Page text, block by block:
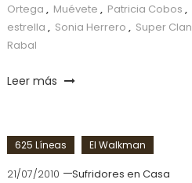
Ortega , Muévete , Patricia Cobos ,
estrella , Sonia Herrero , Super Clan
Rabal
Leer más
625 Líneas El Walkman
21/07/2010
Sufridores en Casa